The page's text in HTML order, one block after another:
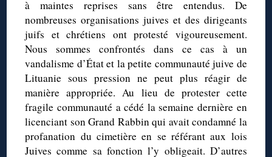
à maintes reprises sans être entendus. De
nombreuses organisations juives et des dirigeants
juifs et chrétiens ont protesté vigoureusement.
Nous sommes confrontés dans ce cas à un
vandalisme d’État et la petite communauté juive de
Lituanie sous pression ne peut plus réagir de
manière appropriée. Au lieu de protester cette
fragile communauté a cédé la semaine dernière en
licenciant son Grand Rabbin qui avait condamné la
profanation du cimetière en se référant aux lois
Juives comme sa fonction l’y obligeait. D’autres